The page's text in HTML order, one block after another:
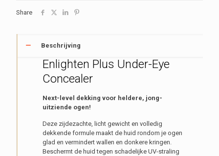
aantal
Share
Beschrijving
Enlighten Plus Under-Eye
Concealer
Next-level dekking voor heldere, jong-
uitziende ogen!
Deze zijdezachte, licht gewicht en volledig
dekkende formule maakt de huid rondom je ogen
glad en vermindert wallen en donkere kringen.
Beschermt de huid tegen schadelijke UV-straling